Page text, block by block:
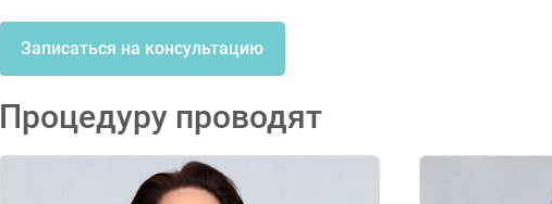
Записаться на консультацию
Процедуру проводят